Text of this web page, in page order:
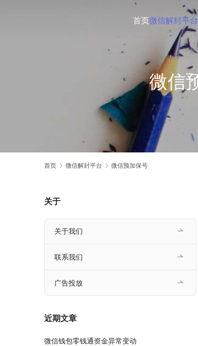
首页微信解封平台
微信
首页 微信解封平台 微信预加保号
关于
关于我们
联系我们
广告投放
近期文章
微信钱包零钱通资金异常变动